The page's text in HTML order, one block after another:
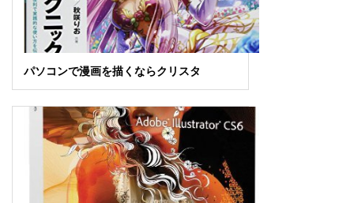
パソコンで漫画を描くならクリスタ